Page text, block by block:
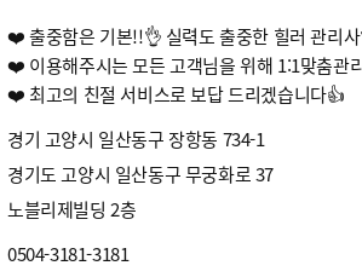
❤️ 출중함은 기본!!👌 실력도 출중한 힐러 관리
❤️ 이용해주시는 모든 고객님을 위해 1:1맞춤관
❤️ 최고의 친절 서비스로 보답 드리겠습니다👍
경기 고양시 일산동구 장항동 734-1
경기도 고양시 일산동구 무궁화로 37
노블리제빌딩 2층
0504-3181-3181